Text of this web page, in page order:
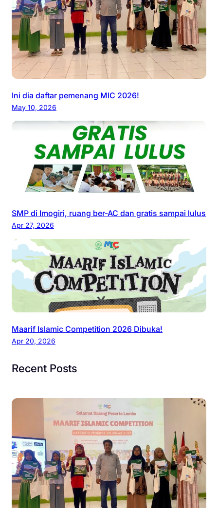
Ini dia daftar pemenang MIC 2026!
May 10, 2026
SMP di Imogiri, ruang ber-AC dan gratis sampai lulus
Apr 27, 2026
Maarif Islamic Competition 2026 Dibuka!
Apr 20, 2026
Recent Posts